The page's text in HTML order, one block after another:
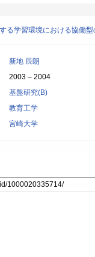
る学習環境における協働
新地 辰朗
2003 – 2004
基盤研究(B)
教育工学
宮崎大学